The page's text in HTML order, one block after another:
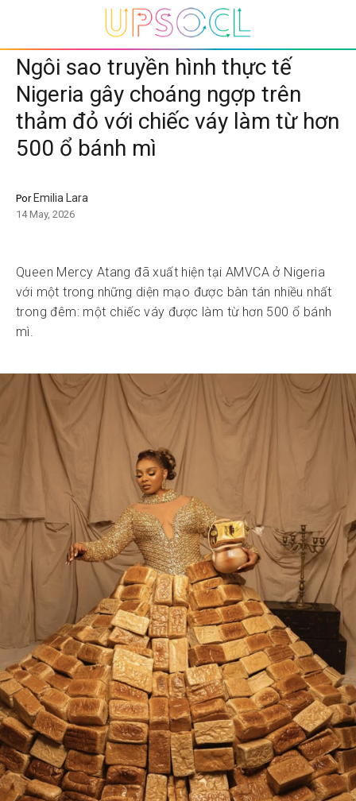
Ngôi sao truyền hình thực tế
Nigeria gây choáng ngợp trên
thảm đỏ với chiếc váy làm từ hơn
500 ổ bánh mì
Por Emilia Lara
14 May, 2026
Queen Mercy Atang đã xuất hiện tại AMVCA ở Nigeria
với một trong những diện mạo được bàn tán nhiều nhất
trong đêm: một chiếc váy được làm từ hơn 500 ổ bánh
mì.